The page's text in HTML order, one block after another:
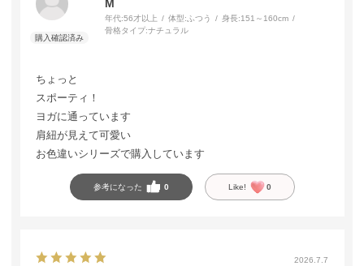
M
年代:56才以上 体型: ふつう 身長:151～160cm
骨格タイプ:ナチュラル
ちょっと
スポーティ！
ヨガに通っています
肩紐が見えて可愛い
お色違いシリーズで購入しています
参考になった 0 Like! 0
2026.7.7